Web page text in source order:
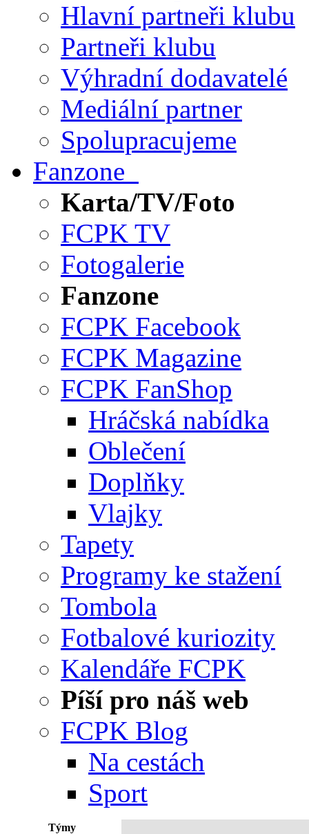
Hlavní partneři klubu
Partneři klubu
Výhradní dodavatelé
Mediální partner
Spolupracujeme
Fanzone
Karta/TV/Foto
FCPK TV
Fotogalerie
Fanzone
FCPK Facebook
FCPK Magazine
FCPK FanShop
Hráčská nabídka
Oblečení
Doplňky
Vlajky
Tapety
Programy ke stažení
Tombola
Fotbalové kuriozity
Kalendáře FCPK
Píší pro náš web
FCPK Blog
Na cestách
Sport
Týmy